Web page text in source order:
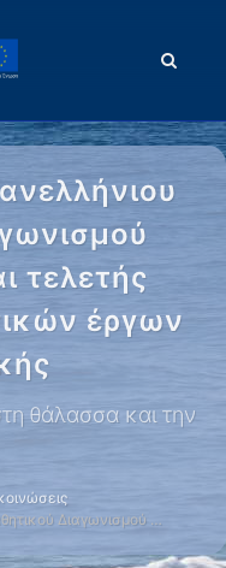
τελετής
έργων
θάλασσα και την
Διαγωνισμού …